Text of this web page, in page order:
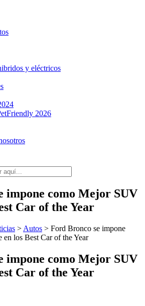
y eléctricos
2026
impone como Mejor SUV
Car of the Year
> Autos > Ford Bronco se impone
los Best Car of the Year
impone como Mejor SUV
Car of the Year